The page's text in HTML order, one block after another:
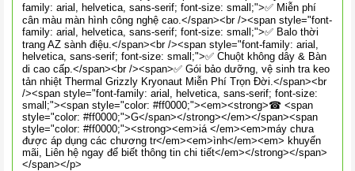
family: arial, helvetica, sans-serif; font-size: small;">✅ Miễn phí
cân màu màn hình công nghệ cao.</span><br /><span style="font-
family: arial, helvetica, sans-serif; font-size: small;">✅ Balo thời
trang AZ sành điệu.</span><br /><span style="font-family: arial,
helvetica, sans-serif; font-size: small;">✅ Chuột không dây & Bàn
di cao cấp.</span><br /><span>✅ Gói bảo dưỡng, vệ sinh tra keo
tản nhiệt Thermal Grizzly Kryonaut Miễn Phí Trọn Đời.</span><br
/><span style="font-family: arial, helvetica, sans-serif; font-size:
small;"><span style="color: #ff0000;"><em><strong>☎ <span
style="color: #ff0000;">G</span></strong></em></span><span
style="color: #ff0000;"><strong><em>iá </em><em>máy chưa
được áp dụng các chương tr</em><em>ình</em><em> khuyến
mãi, Liên hệ ngay để biết thông tin chi tiết</em></strong></span>
</span></p>